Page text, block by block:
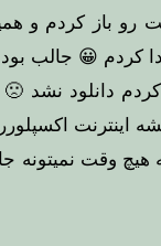
رو باز کردم و
دانلود نشد 🙁
هیچ وقت نمیتونه